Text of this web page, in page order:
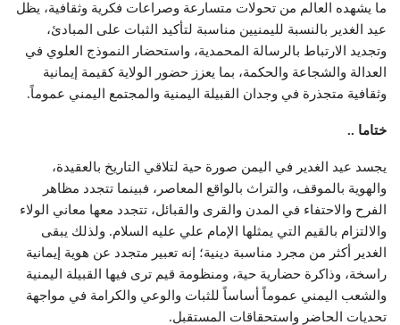
ما يشهده العالم من تحولات متسارعة وصراعات فكرية وثقافية، يظل
عيد الغدير بالنسبة لليمنيين مناسبة لتأكيد الثبات على المبادئ،
وتجديد الارتباط بالرسالة المحمدية، واستحضار النموذج العلوي في
العدالة والشجاعة والحكمة، بما يعزز حضور الولاية كقيمة إيمانية
وثقافية متجذرة في وجدان القبيلة اليمنية والمجتمع اليمني عموماً.
ختاما ..
يجسد عيد الغدير في اليمن صورة حية لتلاقي التاريخ بالعقيدة،
والهوية بالموقف، والتراث بالواقع المعاصر، فبينما تتجدد مظاهر
الفرح والاحتفاء في المدن والقرى والقبائل، تتجدد معها معاني الولاء
والالتزام بالقيم التي يمثلها الإمام علي عليه السلام. ولذلك يبقى
الغدير أكثر من مجرد مناسبة دينية؛ إنه تعبير متجدد عن هوية إيمانية
راسخة، وذاكرة حضارية حية، ومنظومة قيم ترى فيها القبيلة اليمنية
والشعب اليمني عموماً أساساً للثبات والوعي والكرامة في مواجهة
تحديات الحاضر واستحقاقات المستقبل.